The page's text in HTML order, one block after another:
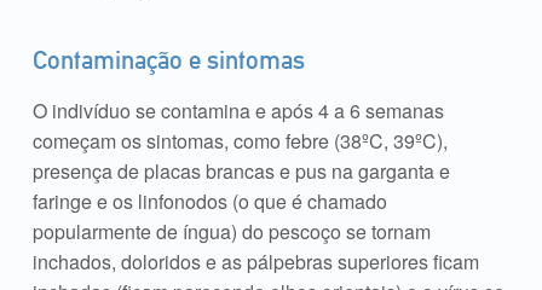
Contaminação e sintomas
O indivíduo se contamina e após 4 a 6 semanas
começam os sintomas, como febre (38ºC, 39ºC),
presença de placas brancas e pus na garganta e
faringe e os linfonodos (o que é chamado
popularmente de íngua) do pescoço se tornam
inchados, doloridos e as pálpebras superiores ficam